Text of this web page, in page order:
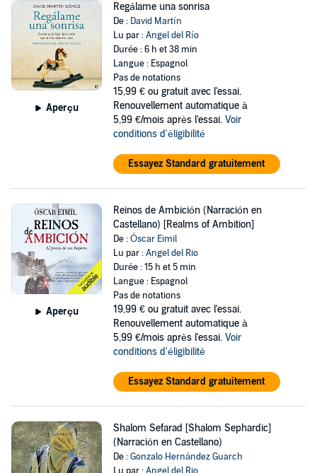
Aperçu
Regálame una sonrisa
De : David Martín
Lu par :Angel del Río
Durée : 6 h et 38 min
Langue : Espagnol
Pas de notations
15,99 € ou gratuit avec l'essai.
Renouvellement automatique à
5,99 €/mois après l'essai. Voir
conditions d'éligibilité
Essayez Standard gratuitement
Aperçu
Reinos de Ambición (Narración en
Castellano) [Realms of Ambition]
De :Óscar Eimil
Lu par :Angel del Rio
Durée : 15 h et 5 min
Langue : Espagnol
Pas de notations
19,99 € ou gratuit avec l'essai.
Renouvellement automatique à
5,99 €/mois après l'essai. Voir
conditions d'éligibilité
Essayez Standard gratuitement
Shalom Sefarad [Shalom Sephardic]
(Narración en Castellano)
De :Gonzalo Hernández Guarch